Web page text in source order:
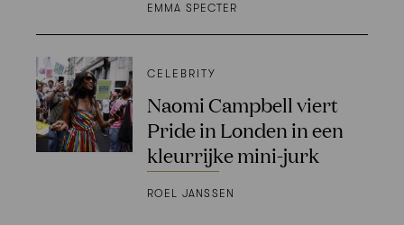
EMMA SPECTER
CELEBRITY
Naomi Campbell viert
Pride in Londen in een
kleurrijke mini-jurk
ROEL JANSSEN